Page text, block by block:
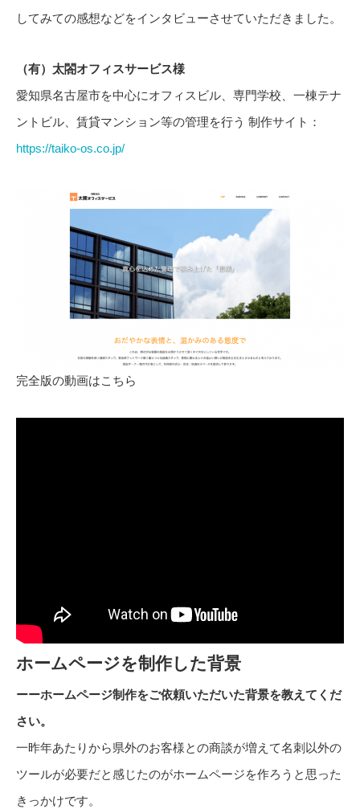
してみての感想などをインタビューさせていただきました。
（有）太閤オフィスサービス様
愛知県名古屋市を中心にオフィスビル、専門学校、一棟テナ
ントビル、賃貸マンション等の管理を行う 制作サイト：
https://taiko-os.co.jp/
完全版の動画はこちら
ホームページを制作した背景
ーーホームページ制作をご依頼いただいた背景を教えてくだ
さい。
一昨年あたりから県外のお客様との商談が増えて名刺以外の
ツールが必要だと感じたのがホームページを作ろうと思った
きっかけです。